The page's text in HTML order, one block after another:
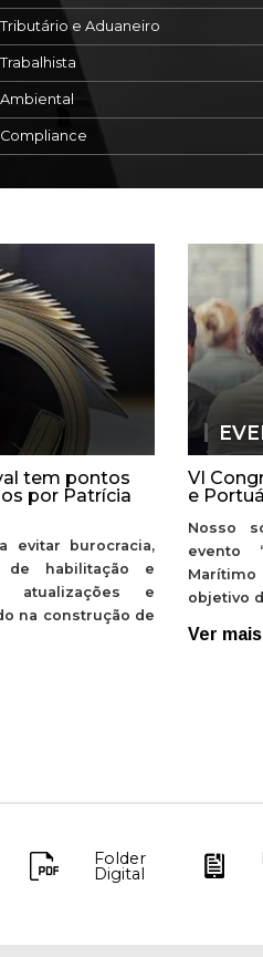
Tributário e Aduaneiro
Trabalhista
Ambiental
Compliance
tem pontos
por Patrícia
evitar burocracia,
de habilitação e
atualizações e
na construção de
VI
e
Nosso
evento
Marítimo
objetivo
Ver mais
Folder
Digital